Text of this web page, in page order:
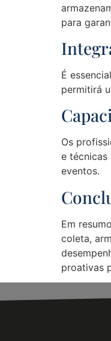
para
É
permitirá
Os
e técnicas
eventos.
Em
coleta,
proativas